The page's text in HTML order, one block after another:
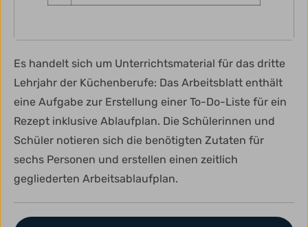
Es handelt sich um Unterrichtsmaterial für das dritte
Lehrjahr der Küchenberufe: Das Arbeitsblatt enthält
eine Aufgabe zur Erstellung einer To-Do-Liste für ein
Rezept inklusive Ablaufplan. Die Schülerinnen und
Schüler notieren sich die benötigten Zutaten für
sechs Personen und erstellen einen zeitlich
gegliederten Arbeitsablaufplan.